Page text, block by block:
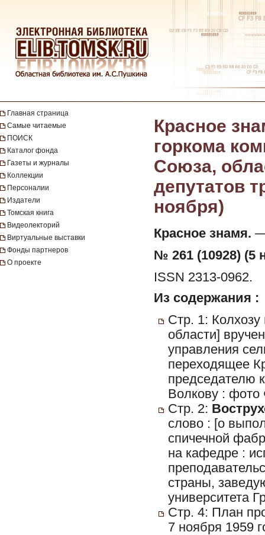
Главная страница
Самые читаемые
ПОИСК
Каталог фонда
Газеты и журналы
Коллекции
Персоналии
Издатели
Томская книга
Видеолекторий
Виртуальные выставки
Фонды партнеров
О проекте
Красное
горкома
Союза,
депутатов
ноября)
Красное знамя. —
№ 261 (10928) (5
ISSN 2313-0962.
Из содержания :
Стр. 1:
области]
управления
переходящее
председателю
Волкову : фото
Стр. 2:
слово : [о
спичечной
на кафедре :
страны,
университета
Стр. 4: План
7 ноября 1959